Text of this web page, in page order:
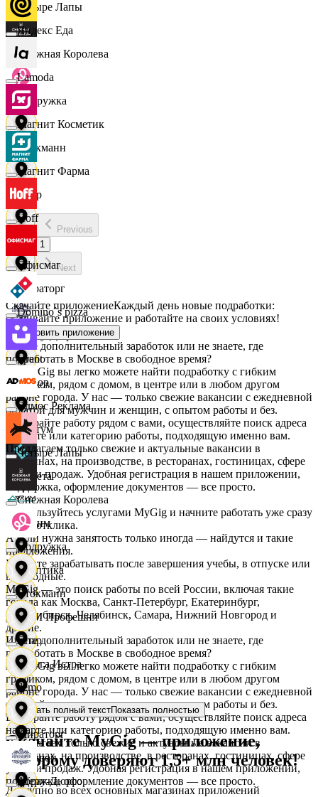
Четыре Лапы
Снежная Королева
Подружка
Стокманн
Cпар
demo
Мираторг
Абрау-Дюрсо
Авиор
Альтум
Аркета
Архим
Асептика
АСМ Профешнл
Белуга Истра
Вайнер
Ваншоп
Яндекс Еда
Lamoda
Магнит Косметик
Магнит Фарма
Hoff
Офисмаг
Domino`s pizza
Urent
Эдмос Реклама
Четыре Лапы
Снежная Королева
Подружка
Стокманн
Cпар
demo
Мираторг
Абрау-Дюрсо
Previous
1
Next
Скачайте приложениеКаждый день новые подработки:
скачивайте приложение и работайте на своих условиях!
Установить приложение
Ищете дополнительный заработок или не знаете, где
подработать в Москве в свободное время?
На MyGig вы легко можете найти подработку с гибким
графиком, рядом с домом, в центре или в любом другом
районе города. У нас — только свежие вакансии с ежедневной
оплатой для мужчин и женщин, с опытом работы и без.
Выбирайте работу рядом с вами, осуществляйте поиск адреса
на карте или категорию работы, подходящую именно вам.
Предлагаем только свежие и актуальные вакансии в
магазинах, на производстве, в ресторанах, гостиницах, сфере
услуг и продаж. Удобная регистрация в нашем приложении,
поддержка, оформление документов — все просто.
Воспользуйтесь услугами MyGig и начните работать уже сразу
после отклика.
А если нужна занятость только иногда — найдутся и такие
предложения.
Начните зарабатывать после завершения учебы, в отпуске или
в выходные.
MyGig — это поиск работы по всей России, включая такие
города как Москва, Санкт-Петербург, Екатеринбург,
Новосибирск, Челябинск, Самара, Нижний Новгород и
другие.
Ищете дополнительный заработок или не знаете, где
подработать в Москве в свободное время?
На MyGig вы легко можете найти подработку с гибким
графиком, рядом с домом, в центре или в любом другом
районе города. У нас — только свежие вакансии с ежедневной
оплатой для мужчин и женщин, с опытом работы и без.
Выбирайте работу рядом с вами, осуществляйте поиск адреса
на карте или категорию работы, подходящую именно вам.
Предлагаем только свежие и актуальные вакансии в
магазинах, на производстве, в ресторанах, гостиницах, сфере
услуг и продаж. Удобная регистрация в нашем приложении,
поддержка, оформление документов — все просто.
Показать полный текстПоказать полностью
Скачайте MyGig — приложение,
которому доверяют 1,5+ млн человек!
Доступно во всех основных магазинах приложений